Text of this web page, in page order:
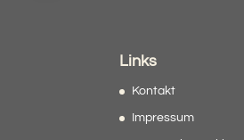
Links
Kontakt
Impressum